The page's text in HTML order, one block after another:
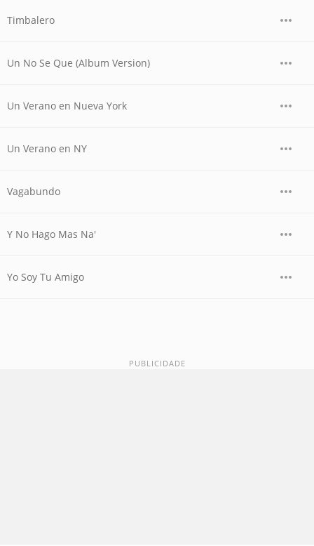
Timbalero
Un No Se Que (Album Version)
Un Verano en Nueva York
Un Verano en NY
Vagabundo
Y No Hago Mas Na'
Yo Soy Tu Amigo